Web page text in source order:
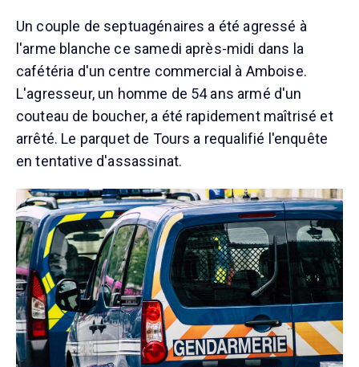
Un couple de septuagénaires a été agressé à
l'arme blanche ce samedi après-midi dans la
cafétéria d'un centre commercial à Amboise.
L'agresseur, un homme de 54 ans armé d'un
couteau de boucher, a été rapidement maîtrisé et
arrêté. Le parquet de Tours a requalifié l'enquête
en tentative d'assassinat.